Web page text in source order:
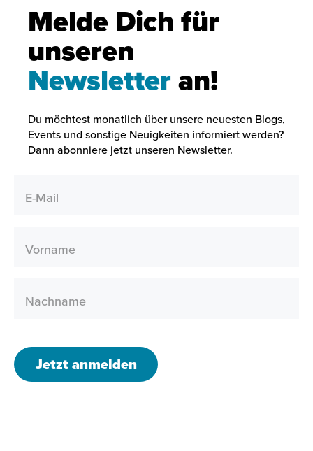
Melde Dich für
unseren
Newsletteran!
Du möchtest monatlich über unsere neuesten Blogs,
Events und sonstige Neuigkeiten informiert werden?
Dann abonniere jetzt unseren Newsletter.
E-Mail
Vorname
Nachname
Jetzt anmelden